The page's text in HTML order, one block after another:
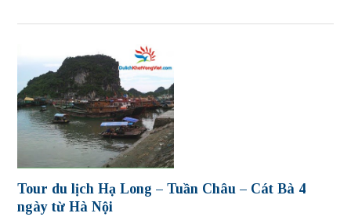
Tour du lịch Hạ Long – Tuần Châu – Cát Bà 4
ngày từ Hà Nội